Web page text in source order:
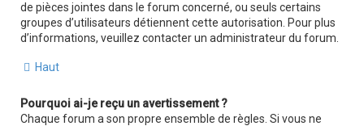
de pièces jointes dans le forum concerné, ou seuls certains
groupes d’utilisateurs détiennent cette autorisation. Pour plus
d’informations, veuillez contacter un administrateur du forum.
Haut
Pourquoi ai-je reçu un avertissement ?
Chaque forum a son propre ensemble de règles. Si vous ne